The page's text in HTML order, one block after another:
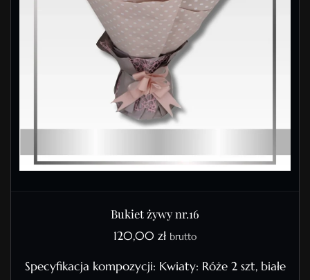
Bukiet żywy nr.16
120,00 zł brutto
Specyfikacja kompozycji: Kwiaty: Róże 2 szt, białe